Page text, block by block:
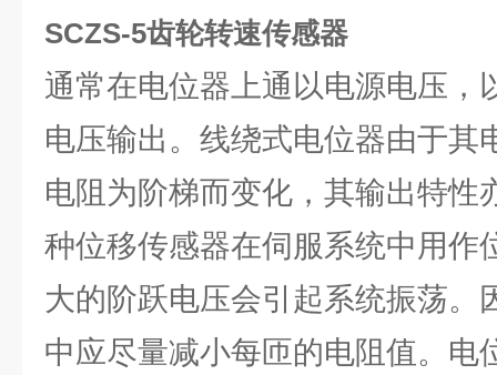
SCZS-5齿轮转速传感器
通常在电位器上通以电源电压，
电压输出。线绕式电位器由于其
电阻为阶梯而变化，其输出特性
种位移传感器在伺服系统中用作
大的阶跃电压会引起系统振荡。
中应尽量减小每匝的电阻值。电